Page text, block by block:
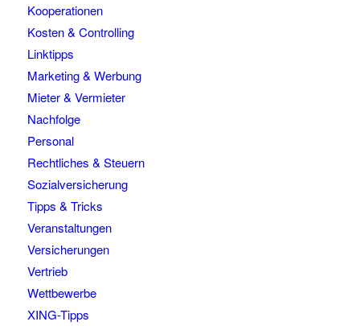
Kooperationen
Kosten & Controlling
Linktipps
Marketing & Werbung
Mieter & Vermieter
Nachfolge
Personal
Rechtliches & Steuern
Sozialversicherung
Tipps & Tricks
Veranstaltungen
Versicherungen
Vertrieb
Wettbewerbe
XING-Tipps